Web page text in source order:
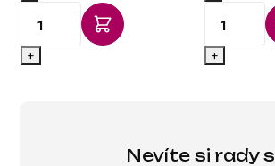
+ +
Nevíte si rady s